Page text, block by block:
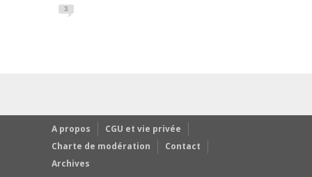
3
A propos
CGU et vie privée
Charte de modération
Contact
Archives